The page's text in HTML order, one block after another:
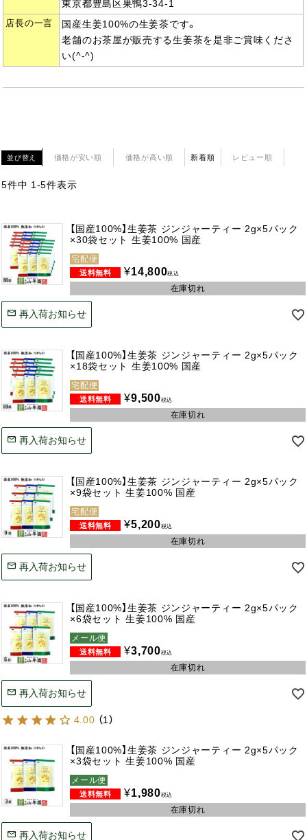
東京都豊島区巣鴨3-34-1
店長の一言
国産生姜100%の生姜茶です。
老舗のお茶屋が販売する生姜茶を是非ご賞味くださ
い(^-^)
並び替え 価格が安い順 価格が高い順 新着順 レビュー順
5件中 1 -5件表示
【国産100%】生姜茶 ジンジャーティー 2g×5パック
×30袋セット 生姜100% 国産
宅配便
¥14,800税込
在庫切れ
再入荷お知らせ
【国産100%】生姜茶 ジンジャーティー 2g×5パック
×18袋セット 生姜100% 国産
宅配便
¥9,500税込
在庫切れ
再入荷お知らせ
【国産100%】生姜茶 ジンジャーティー 2g×5パック
×9袋セット 生姜100% 国産
宅配便
¥5,200税込
在庫切れ
再入荷お知らせ
【国産100%】生姜茶 ジンジャーティー 2g×5パック
×6袋セット 生姜100% 国産
メール便
¥3,700税込
在庫切れ
再入荷お知らせ
4.00 （1 ）
【国産100%】生姜茶 ジンジャーティー 2g×5パック
×3袋セット 生姜100% 国産
メール便
¥1,980税込
在庫切れ
再入荷お知らせ